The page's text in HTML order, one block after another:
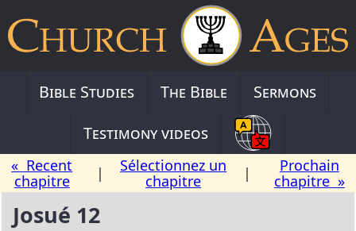
Bible Studies The Bible
Sermons
Testimony videos
« Recent
chapitre
|
Sélectionnez un
chapitre
|
Prochain
chapitre »
Josué 12